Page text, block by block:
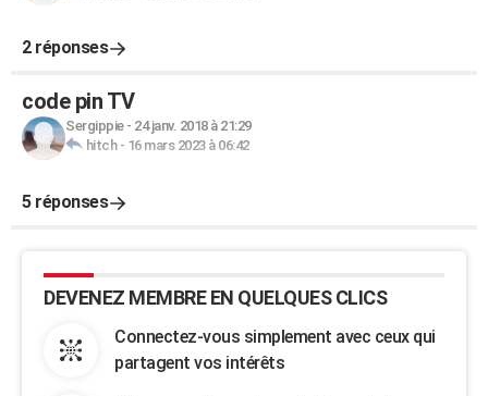
2 réponses
code pin TV
Sergippie- 24 janv. 2018 à 21:29
hitch- 16 mars 2023 à 06:42
5 réponses
DEVENEZ MEMBRE EN QUELQUES CLICS
Connectez-vous simplement avec ceux qui
partagent vos intérêts